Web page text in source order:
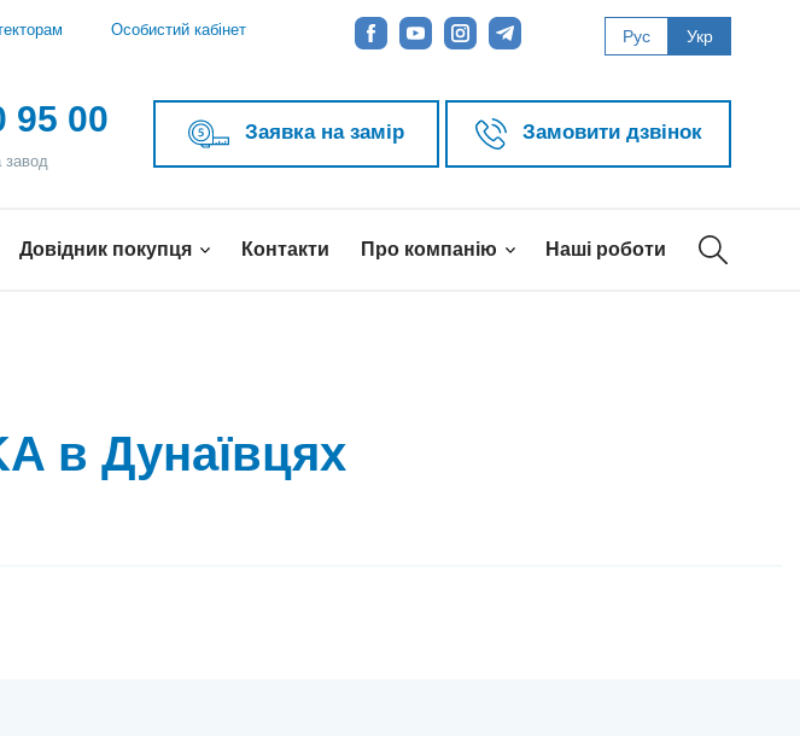
Особистий кабінет Рус Укр
95 00
завод
Заявка на замір Замовити дзвінок
Довідник покупця Контакти Про компанію Наші роботи
в Дунаївцях